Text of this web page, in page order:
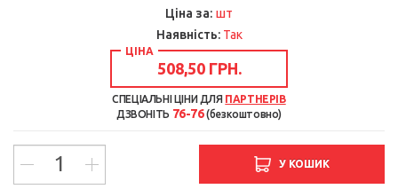
Ціна за: шт
Наявність: Так
ЦІНА
508,50 ГРН.
СПЕЦІАЛЬНІ ЦІНИ ДЛЯ ПАРТНЕРІВ
ДЗВОНІТЬ 76-76(безкоштовно)
У КОШИК